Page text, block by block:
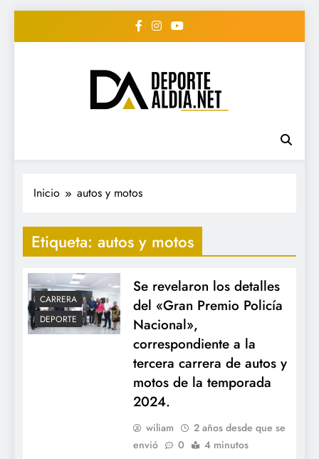
• DEPORTE AL DIA •
"Periodico Deportivo
Digital"
#deportealdiard #deportealdiaperiodico
Inicio autos y motos
Etiqueta: autos y motos
CARRERA
DEPORTE
Se revelaron los detalles
del «Gran Premio Policía
Nacional»,
correspondiente a la
tercera carrera de autos y
motos de la temporada
2024.
wiliam
2 años desde que se
envió
0 4 minutos